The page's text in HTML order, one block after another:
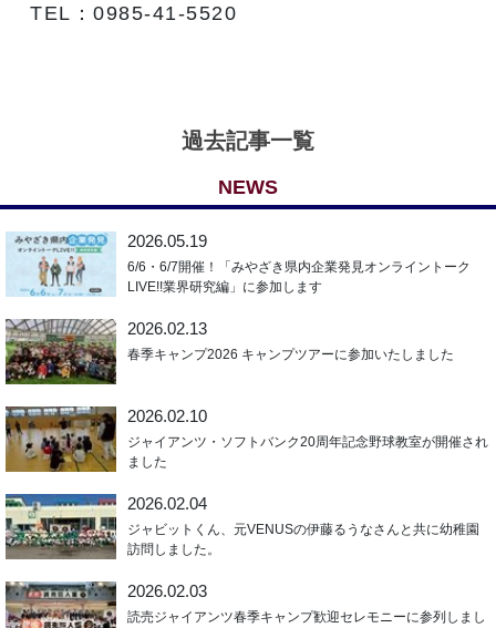
TEL：0985-41-5520
過去記事一覧
NEWS
2026.05.19
6/6・6/7開催！「みやざき県内企業発見オンライントーク
LIVE!!業界研究編」に参加します
2026.02.13
春季キャンプ2026 キャンプツアーに参加いたしました
2026.02.10
ジャイアンツ・ソフトバンク20周年記念野球教室が開催され
ました
2026.02.04
ジャビットくん、元VENUSの伊藤るうなさんと共に幼稚園
訪問しました。
2026.02.03
読売ジャイアンツ春季キャンプ歓迎セレモニーに参列しまし